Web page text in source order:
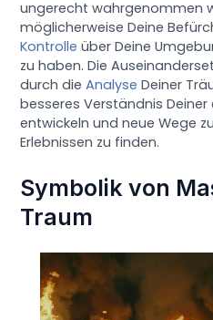
ungerecht wahrgenommen
möglicherweise Deine
Kontrolle über Deine
zu haben. Die
durch dieAnalyse Deiner
besseres Verständnis Deiner
entwickeln und neue Wege
Erlebnissen zu finden.
Symbolik von
Traum